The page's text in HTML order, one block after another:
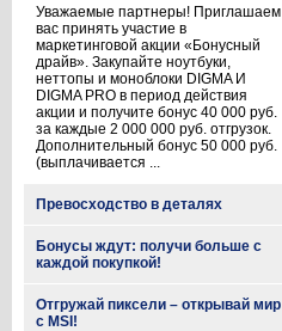
Уважаемые партнеры! Приглашаем
вас принять участие в
маркетинговой акции «Бонусный
драйв». Закупайте ноутбуки,
неттопы и моноблоки DIGMA И
DIGMA PRO в период действия
акции и получите бонус 40 000 руб.
за каждые 2 000 000 руб. отгрузок.
Дополнительный бонус 50 000 руб.
(выплачивается ...
Превосходство в деталях
Бонусы ждут: получи больше с
каждой покупкой!
Отгружай пиксели – открывай мир
с MSI!